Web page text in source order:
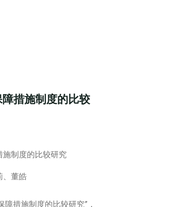
措施制度的比较
施制度的比较研究
、董皓
措施制度的比较研究”，